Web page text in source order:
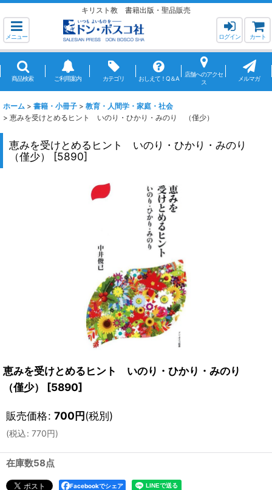
キリスト教 書籍出版・聖品販売
メニュー ログイン カート
商品検索 ご利用案内 カテゴリ おしえて！Q＆A
店舗へのアクセ
ス
メルマガ
ホーム > 書籍・小冊子 > 教育・人間学・家庭・社会
> 恵みを受けとめるヒント いのり・ひかり・みのり （僅少）
恵みを受けとめるヒント いのり・ひかり・みのり
（僅少）
[5890]
恵みを受けとめるヒント いのり・ひかり・みのり
（僅少）
[5890]
販売価格: 700円(税別)
(税込: 770円)
在庫数58点
Facebookでシェア